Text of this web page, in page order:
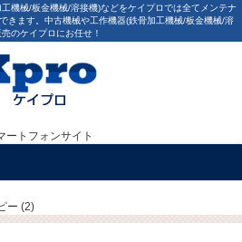
機械/板金機械/溶接機)などをケイプロでは全てメンテナ
きます。中古機械や工作機器(鉄骨加工機械/板金機械/溶
のケイプロにお任せ！
ートフォンサイト
ー (2)